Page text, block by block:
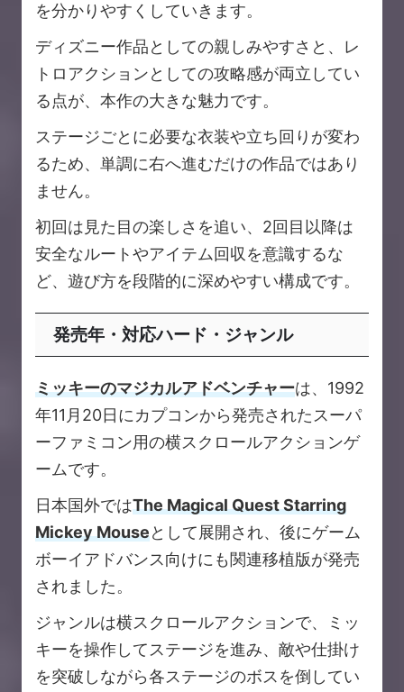
を分かりやすくしていきます。
ディズニー作品としての親しみやすさと、レ
トロアクションとしての攻略感が両立してい
る点が、本作の大きな魅力です。
ステージごとに必要な衣装や立ち回りが変わ
るため、単調に右へ進むだけの作品ではあり
ません。
初回は見た目の楽しさを追い、2回目以降は
安全なルートやアイテム回収を意識するな
ど、遊び方を段階的に深めやすい構成です。
発売年・対応ハード・ジャンル
ミッキーのマジカルアドベンチャーは、1992
年11月20日にカプコンから発売されたスーパ
ーファミコン用の横スクロールアクションゲ
ームです。
日本国外ではThe Magical Quest Starring
Mickey Mouseとして展開され、後にゲーム
ボーイアドバンス向けにも関連移植版が発売
されました。
ジャンルは横スクロールアクションで、ミッ
キーを操作してステージを進み、敵や仕掛け
を突破しながら各ステージのボスを倒してい